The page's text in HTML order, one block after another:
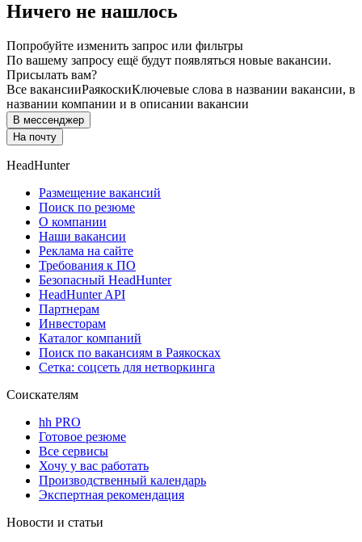
Ничего не нашлось
Попробуйте изменить запрос или фильтры
По вашему запросу ещё будут появляться новые вакансии.
Присылать вам?
Все вакансииРаякоскиКлючевые слова в названии вакансии, в
названии компании и в описании вакансии
В мессенджер
На почту
HeadHunter
Размещение вакансий
Поиск по резюме
О компании
Наши вакансии
Реклама на сайте
Требования к ПО
Безопасный HeadHunter
HeadHunter API
Партнерам
Инвесторам
Каталог компаний
Поиск по вакансиям в Раякосках
Сетка: соцсеть для нетворкинга
Соискателям
hh PRO
Готовое резюме
Все сервисы
Хочу у вас работать
Производственный календарь
Экспертная рекомендация
Новости и статьи